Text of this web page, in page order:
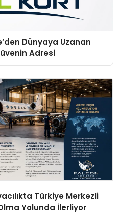
Dünyaya Uzanan
Adresi
Türkiye Merkezli
Yolunda İlerliyor